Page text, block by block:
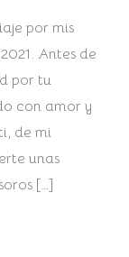
por mis
Antes de
por tu
con amor y
de mi
unas
[…]